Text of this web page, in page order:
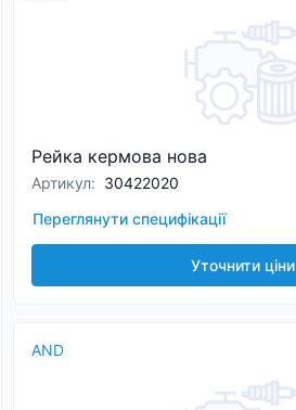
Рейка кермова нова
Артикул: 30422020
Переглянути специфікації
Уточнити ціни
AND